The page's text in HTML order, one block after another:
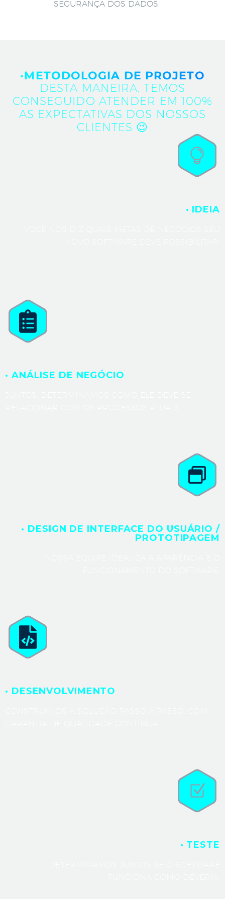
SEGURANÇA DOS DADOS.
·METODOLOGIA DE PROJETO
DESTA MANEIRA, TEMOS
CONSEGUIDO ATENDER EM 100%
AS EXPECTATIVAS DOS NOSSOS
CLIENTES 😉
· IDEIA
· ANÁLISE DE NEGÓCIO
· DESIGN DE INTERFACE DO USUÁRIO /
PROTOTIPAGEM
· DESENVOLVIMENTO
· TESTE